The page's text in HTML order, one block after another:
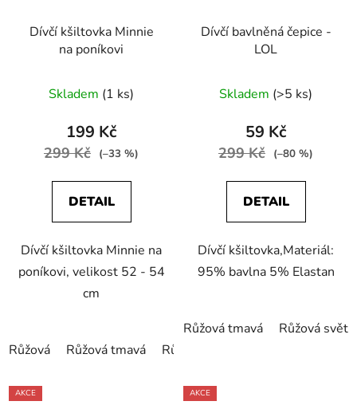
Dívčí kšiltovka Minnie
na poníkovi
Skladem (1 ks)
199 Kč
299 Kč (–33 %)
DETAIL
Dívčí kšiltovka Minnie na
poníkovi, velikost 52 - 54
cm
Růžová Růžová tmavá Růžová světlá
Dívčí bavlněná čepice -
LOL
Skladem (>5 ks)
59 Kč
299 Kč (–80 %)
DETAIL
Dívčí kšiltovka,Materiál:
95% bavlna 5% Elastan
Růžová tmavá Růžová
AKCE AKCE